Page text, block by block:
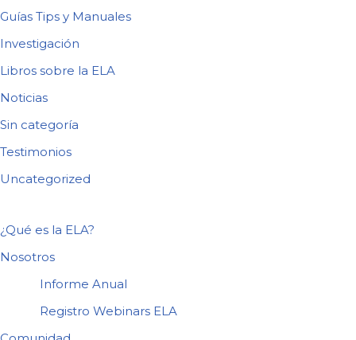
Guías Tips y Manuales
Investigación
Libros sobre la ELA
Noticias
Sin categoría
Testimonios
Uncategorized
¿Qué es la ELA?
Nosotros
Informe Anual
Registro Webinars ELA